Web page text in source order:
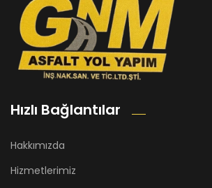
Hızlı Bağlantılar
Hakkımızda
Hizmetlerimiz